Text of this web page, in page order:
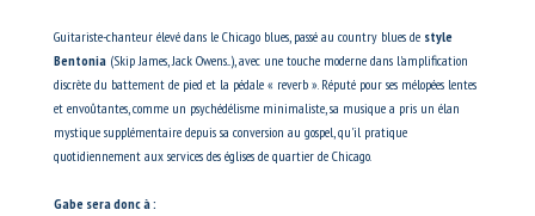
Guitariste-chanteur élevé dans le Chicago blues, passé au country blues de style
Bentonia (Skip James, Jack Owens...), avec une touche moderne dans l'amplification
discrète du battement de pied et la pédale « reverb ». Réputé pour ses mélopées lentes
et envoûtantes, comme un psychédélisme minimaliste, sa musique a pris un élan
mystique supplémentaire depuis sa conversion au gospel, qu'il pratique
quotidiennement aux services des églises de quartier de Chicago.
Gabe sera donc à :